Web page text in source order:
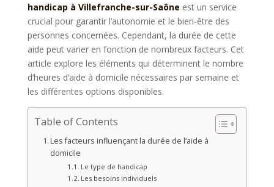
handicap à Villefranche-sur-Saône est un service
crucial pour garantir l’autonomie et le bien-être des
personnes concernées. Cependant, la durée de cette
aide peut varier en fonction de nombreux facteurs. Cet
article explore les éléments qui déterminent le nombre
d’heures d’aide à domicile nécessaires par semaine et
les différentes options disponibles.
Table of Contents
Les facteurs influençant la durée de l’aide à
domicile
Le type de handicap
Les besoins individuels